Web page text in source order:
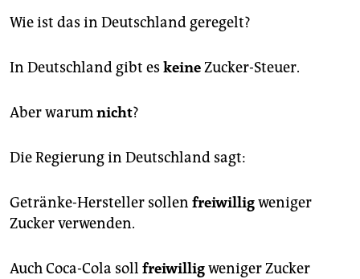
Wie ist das in Deutschland geregelt?
In Deutschland gibt es keineZucker-Steuer.
Aber warumnicht?
Die Regierung in Deutschland sagt:
Getränke-Hersteller sollen freiwilligweniger
Zucker verwenden.
Auch Coca-Cola soll freiwilligweniger Zucker